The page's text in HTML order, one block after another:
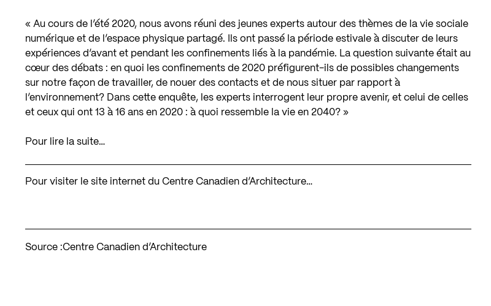
« Au cours de l’été 2020, nous avons réuni des jeunes experts autour des thèmes de la vie sociale
numérique et de l’espace physique partagé. Ils ont passé la période estivale à discuter de leurs
expériences d’avant et pendant les confinements liés à la pandémie. La question suivante était au
cœur des débats : en quoi les confinements de 2020 préfigurent-ils de possibles changements
sur notre façon de travailler, de nouer des contacts et de nous situer par rapport à
l’environnement? Dans cette enquête, les experts interrogent leur propre avenir, et celui de celles
et ceux qui ont 13 à 16 ans en 2020 : à quoi ressemble la vie en 2040? »
Pour lire la suite…
Pour visiter le site internet du Centre Canadien d’Architecture…
Source :Centre Canadien d’Architecture